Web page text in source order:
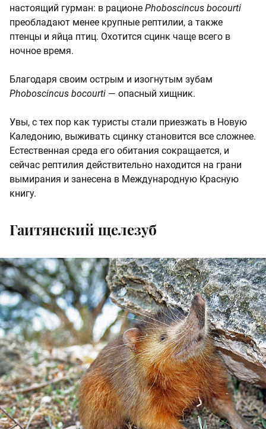
настоящий гурман: в рационе Phoboscincus bocourti
преобладают менее крупные рептилии, а также
птенцы и яйца птиц. Охотится сцинк чаще всего в
ночное время.
Благодаря своим острым и изогнутым зубам
Phoboscincus bocourti — опасный хищник.
Увы, с тех пор как туристы стали приезжать в Новую
Каледонию, выживать сцинку становится все сложнее.
Естественная среда его обитания сокращается, и
сейчас рептилия действительно находится на грани
вымирания и занесена в Международную Красную
книгу.
Гаитянский щелезуб